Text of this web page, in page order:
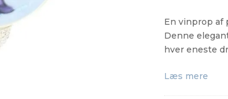
En vinprop af
Denne
hver eneste
Læs mere